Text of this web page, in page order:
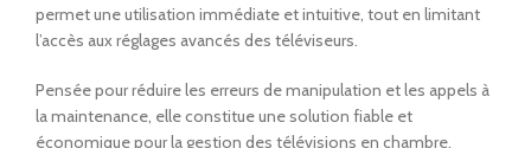
permet une utilisation immédiate et intuitive, tout en limitant
l’accès aux réglages avancés des téléviseurs.
Pensée pour réduire les erreurs de manipulation et les appels à
la maintenance, elle constitue une solution fiable et
économique pour la gestion des télévisions en chambre.